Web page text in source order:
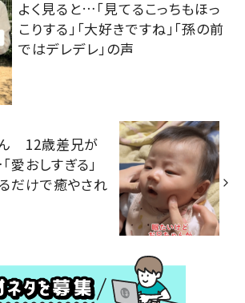
よく見ると…「見てるこっちもほっ
こりする」「大好きですね」「孫の前
ではデレデレ」の声
ん 12歳差兄が
おしすぎる」
るだけで癒やされ